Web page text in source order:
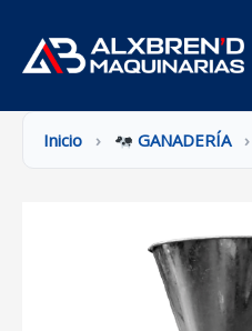
contenido
Inicio › GANADERÍA ›